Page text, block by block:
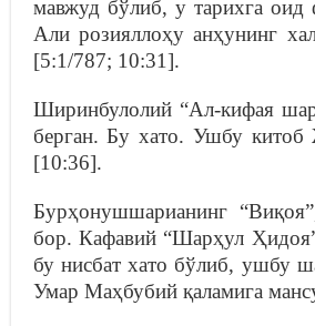
мавжуд бўлиб, у тарихга оид
Али розияллоҳу анҳунинг
[5:1/787; 10:31].
Ширинбулолий “Ал-кифая
берган. Бу хато. Ушбу китоб
[10:36].
Бурҳонушшарианинг
бор. Кафавий “Шарҳул
бу нисбат хато бўлиб, ушбу
Умар Маҳбубий қаламига